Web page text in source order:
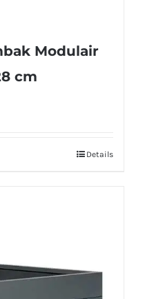
Modulair
cm
Details